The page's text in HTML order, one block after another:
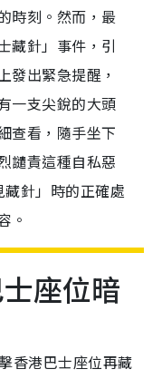
時刻。然而，最
藏針」事件，引
發出緊急提醒，
一支尖銳的大頭
查看，隨手坐下
譴責這種自私惡
針」時的正確處
。
座位暗
香港巴士座位再藏